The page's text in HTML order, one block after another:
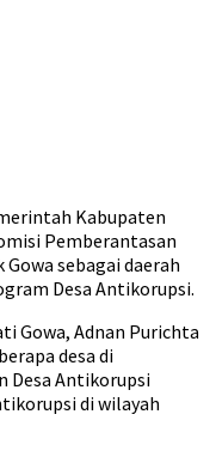
Kabupaten
Pemberantasan
sebagai daerah
Desa Antikorupsi.
Gowa, Adnan Purichta
desa di
Desa Antikorupsi
di wilayah